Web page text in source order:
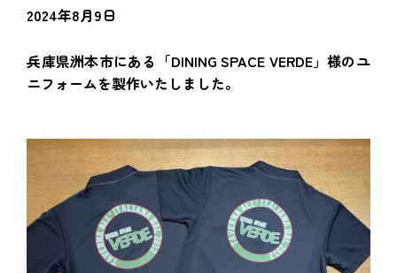
2024年8月9日
兵庫県洲本市にある「DINING SPACE VERDE」様のユ
ニフォームを製作いたしました。